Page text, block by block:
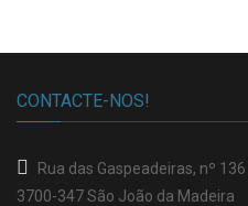
CONTACTE-NOS!
Rua das Gaspeadeiras, nº 136 |
3700-347 São João da Madeira